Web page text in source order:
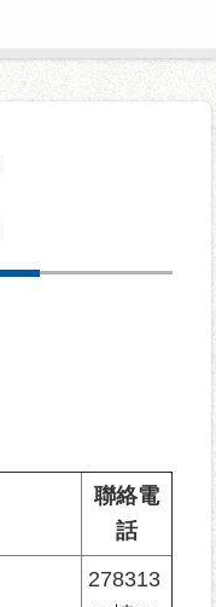
聯絡電
話
278313